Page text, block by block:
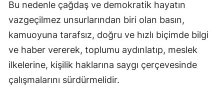
Bu nedenle çağdaş ve demokratik hayatın
vazgeçilmez unsurlarından biri olan basın,
kamuoyuna tarafsız, doğru ve hızlı biçimde bilgi
ve haber vererek, toplumu aydınlatıp, meslek
ilkelerine, kişilik haklarına saygı çerçevesinde
çalışmalarını sürdürmelidir.